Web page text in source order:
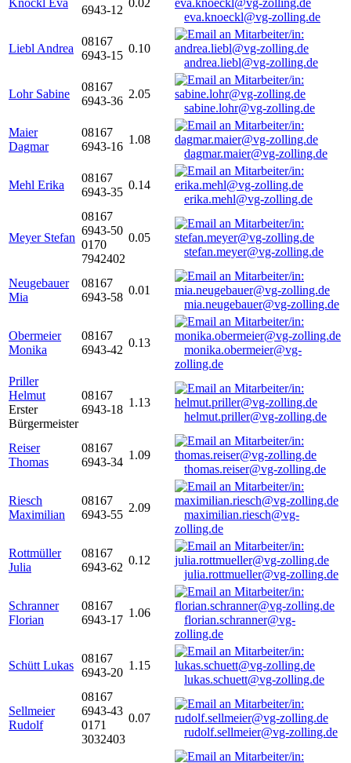
Knöckl Eva
6943-12
0.02
eva.knoeckl@vg-zolling.de
Liebl Andrea
08167
6943-15
0.10
andrea.liebl@vg-zolling.de
Lohr Sabine
08167
6943-36
2.05
sabine.lohr@vg-zolling.de
Maier
Dagmar
08167
6943-16
1.08
dagmar.maier@vg-zolling.de
Mehl Erika
08167
6943-35
0.14
erika.mehl@vg-zolling.de
Meyer Stefan
08167
6943-50
0170
7942402
0.05
stefan.meyer@vg-zolling.de
Neugebauer
Mia
08167
6943-58
0.01
mia.neugebauer@vg-zolling.de
Obermeier
Monika
08167
6943-42
0.13
monika.obermeier@vg-
zolling.de
Priller
Helmut
Erster
Bürgermeister
08167
6943-18
1.13
helmut.priller@vg-zolling.de
Reiser
Thomas
08167
6943-34
1.09
thomas.reiser@vg-zolling.de
Riesch
Maximilian
08167
6943-55
2.09
maximilian.riesch@vg-
zolling.de
Rottmüller
Julia
08167
6943-62
0.12
julia.rottmueller@vg-zolling.de
Schranner
Florian
08167
6943-17
1.06
florian.schranner@vg-
zolling.de
Schütt Lukas
08167
6943-20
1.15
lukas.schuett@vg-zolling.de
Sellmeier
Rudolf
08167
6943-43
0171
3032403
0.07
rudolf.sellmeier@vg-zolling.de